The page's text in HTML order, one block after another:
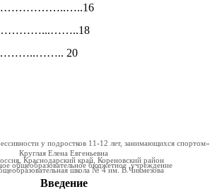
20
у подростков 11-12 лет, занимающихся спортом»
Круглая Елена Евгеньевна
Краснодарский край, Кореновский район
общеобразовательное бюджетное учреждение
школа № 4 им. В.Чикмезова
Введение